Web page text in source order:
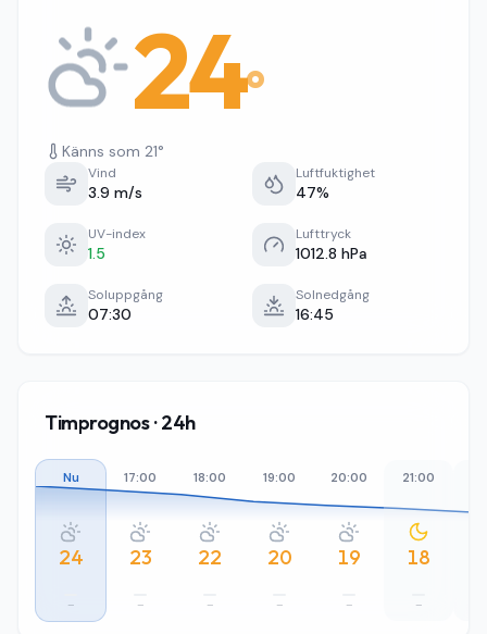
24°
Känns som 21°
Vind
3.9 m/s
Luftfuktighet
47%
UV-index
1.5
Lufttryck
1012.8 hPa
Soluppgång
07:30
Solnedgång
16:45
Timprognos · 24h
Nu
24
–
17:00
23
–
18:00
22
–
19:00
20
–
20:00
19
–
21:00
18
–